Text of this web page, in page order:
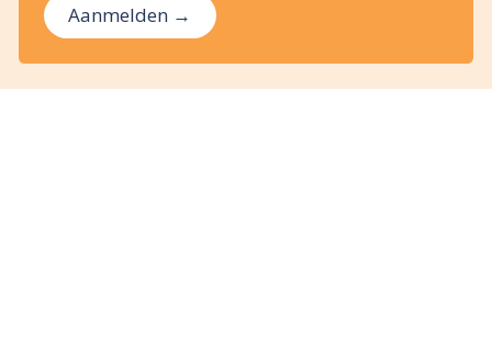
Aanmelden →